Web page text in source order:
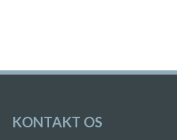
KONTAKT OS